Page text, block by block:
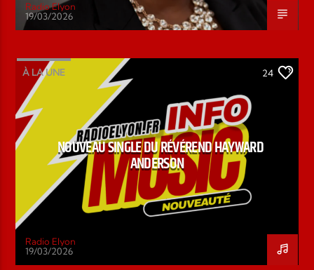
Radio Elyon
19/03/2026
À LA UNE 24
NOUVEAU SINGLE DU RÉVÉREND HAYWARD
ANDERSON
Radio Elyon
19/03/2026